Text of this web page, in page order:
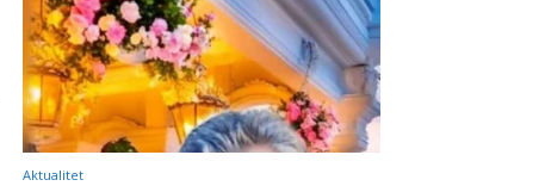
Aktualitet